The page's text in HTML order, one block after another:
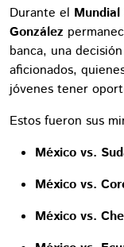
Durante el
González
banca, una
aficionados,
jóvenes tener
Estos fueron sus
México vs.
México vs.
México vs.